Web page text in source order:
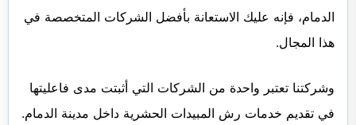
الدمام، فإنه عليك الاستعانة بأفضل الشركات المتخصصة في
هذا المجال.
وشركتنا تعتبر واحدة من الشركات التي أثبتت مدى فاعليتها
في تقديم خدمات رش المبيدات الحشرية داخل مدينة الدمام.